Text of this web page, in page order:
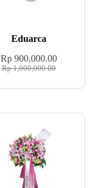
Eduarca
Rp1,000,000.00
Rp 900,000.00